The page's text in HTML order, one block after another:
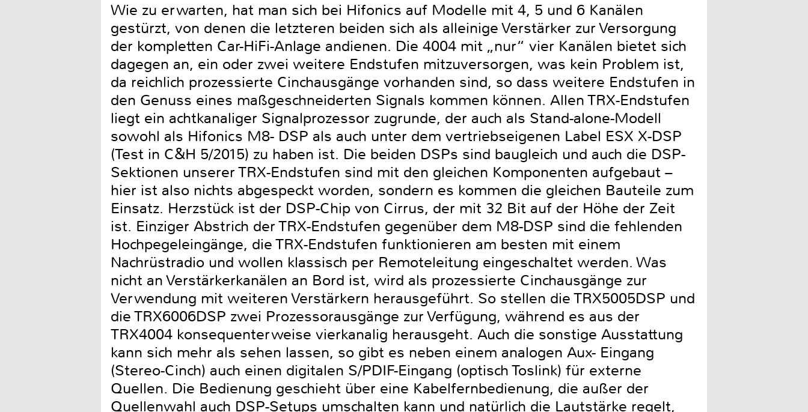
Wie zu erwarten, hat man sich bei Hifonics auf Modelle mit 4, 5 und 6 Kanälen
gestürzt, von denen die letzteren beiden sich als alleinige Verstärker zur Versorgung
der kompletten Car-HiFi-Anlage andienen. Die 4004 mit „nur“ vier Kanälen bietet sich
dagegen an, ein oder zwei weitere Endstufen mitzuversorgen, was kein Problem ist,
da reichlich prozessierte Cinchausgänge vorhanden sind, so dass weitere Endstufen in
den Genuss eines maßgeschneiderten Signals kommen können. Allen TRX-Endstufen
liegt ein achtkanaliger Signalprozessor zugrunde, der auch als Stand-alone-Modell
sowohl als Hifonics M8- DSP als auch unter dem vertriebseigenen Label ESX X-DSP
(Test in C&H 5/2015) zu haben ist. Die beiden DSPs sind baugleich und auch die DSP-
Sektionen unserer TRX-Endstufen sind mit den gleichen Komponenten aufgebaut –
hier ist also nichts abgespeckt worden, sondern es kommen die gleichen Bauteile zum
Einsatz. Herzstück ist der DSP-Chip von Cirrus, der mit 32 Bit auf der Höhe der Zeit
ist. Einziger Abstrich der TRX-Endstufen gegenüber dem M8-DSP sind die fehlenden
Hochpegeleingänge, die TRX-Endstufen funktionieren am besten mit einem
Nachrüstradio und wollen klassisch per Remoteleitung eingeschaltet werden. Was
nicht an Verstärkerkanälen an Bord ist, wird als prozessierte Cinchausgänge zur
Verwendung mit weiteren Verstärkern herausgeführt. So stellen die TRX5005DSP und
die TRX6006DSP zwei Prozessorausgänge zur Verfügung, während es aus der
TRX4004 konsequenterweise vierkanalig herausgeht. Auch die sonstige Ausstattung
kann sich mehr als sehen lassen, so gibt es neben einem analogen Aux- Eingang
(Stereo-Cinch) auch einen digitalen S/PDIF-Eingang (optisch Toslink) für externe
Quellen. Die Bedienung geschieht über eine Kabelfernbedienung, die außer der
Quellenwahl auch DSP-Setups umschalten kann und natürlich die Lautstärke regelt,